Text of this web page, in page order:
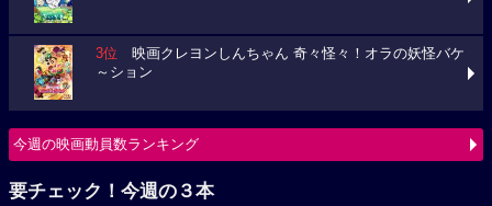
3位 映画クレヨンしんちゃん 奇々怪々！オラの妖怪バケ
～ション
今週の映画動員数ランキング
要チェック！今週の３本